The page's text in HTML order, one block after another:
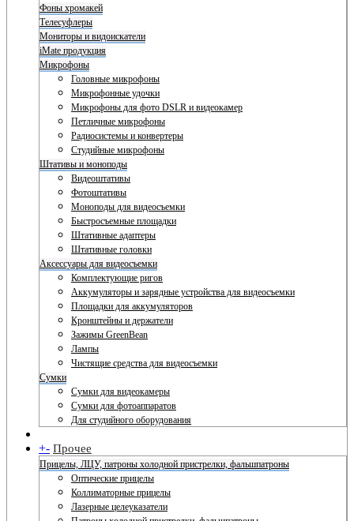
Фоны хромакей
Телесуфлеры
Мониторы и видоискатели
iMate продукция
Микрофоны
Головные микрофоны
Микрофонные удочки
Микрофоны для фото DSLR и видеокамер
Петличные микрофоны
Радиосистемы и конвертеры
Студийные микрофоны
Штативы и моноподы
Видеоштативы
Фотоштативы
Моноподы для видеосъемки
Быстросъемные площадки
Штативные адаптеры
Штативные головки
Аксессуары для видеосъемки
Комплектующие ригов
Аккумуляторы и зарядные устройства для видеосъемки
Площадки для аккумуляторов
Кронштейны и держатели
Зажимы GreenBean
Лампы
Чистящие средства для видеосъемки
Сумки
Сумки для видеокамеры
Сумки для фотоаппаратов
Для студийного оборудования
+- Прочее
Прицелы, ЛЦУ, патроны холодной пристрелки, фальшпатроны
Оптические прицелы
Коллиматорные прицелы
Лазерные целеуказатели